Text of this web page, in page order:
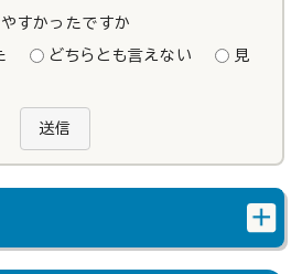
すかったですか
どちらとも言えない
見
送信